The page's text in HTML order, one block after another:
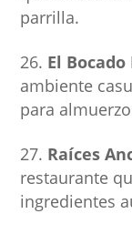
parrilla.
El Bocado
ambiente
para
Raíces
restaurante
ingredientes